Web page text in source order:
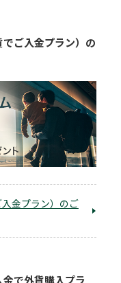
ご入金プラン）の
金プラン）のご